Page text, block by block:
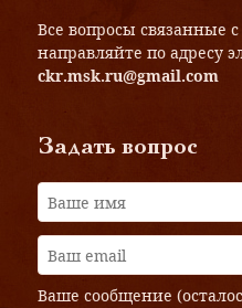
Все вопросы связанные
направляйте по адресу
ckr.msk.ru@gmail.com
Задать вопрос
Ваше сообщение